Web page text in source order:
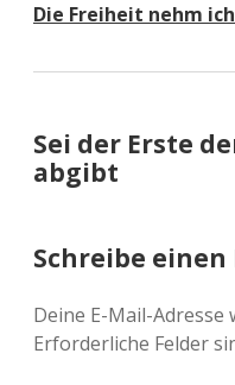
Die Freiheit nehm
Sei der Erste
abgibt
Schreibe
Deine E-Mail-
Erforderliche Felder